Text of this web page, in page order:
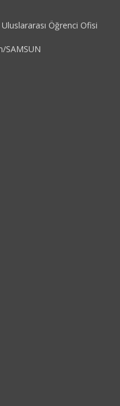
Öğrenci Ofisi
SAMSUN